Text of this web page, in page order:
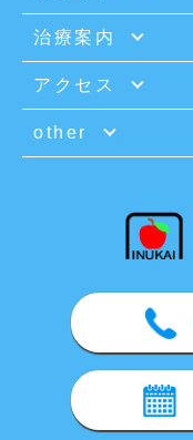
治療案内
アクセス
other